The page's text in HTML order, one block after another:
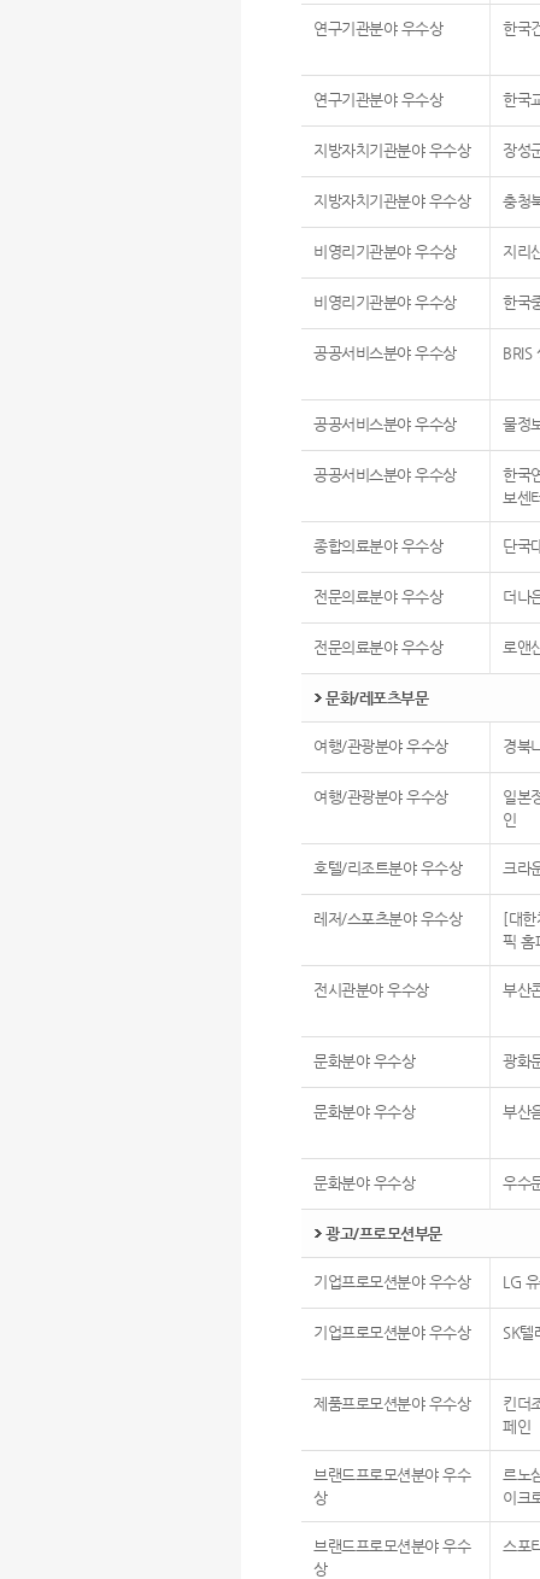
연구기관분야 우수상 한국
연구기관분야 우수상 한국
지방자치기관분야 우수상 장성
지방자치기관분야 우수상 충청
비영리기관분야 우수상 지리
비영리기관분야 우수상 한국
공공서비스분야 우수상 BRIS
공공서비스분야 우수상 물정
공공서비스분야 우수상
한국
보센
종합의료분야 우수상 단국
전문의료분야 우수상 더나
전문의료분야 우수상 로앤
문화/레포츠부문
여행/관광분야 우수상 경북
여행/관광분야 우수상
일본
인
호텔/리조트분야 우수상 크라
레저/스포츠분야 우수상
[대
픽 홈
전시관분야 우수상 부산
문화분야 우수상 광화
문화분야 우수상 부산
문화분야 우수상 우수
광고/프로모션부문
기업프로모션분야 우수상 LG
기업프로모션분야 우수상 SK텔
제품프로모션분야 우수상
킨더
페인
브랜드프로모션분야 우수
상
르노
이크
브랜드프로모션분야 우수
상
스포